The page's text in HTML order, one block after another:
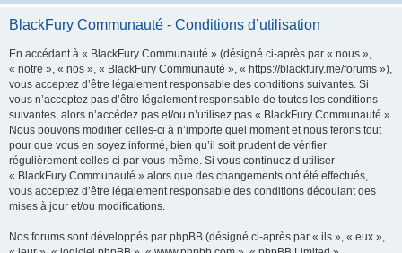
c
BlackFury Communauté - Conditions d’utilisation
En accédant à « BlackFury Communauté » (désigné ci-après par « nous »,
« notre », « nos », « BlackFury Communauté », « https://blackfury.me/forums »),
vous acceptez d’être légalement responsable des conditions suivantes. Si
vous n’acceptez pas d’être légalement responsable de toutes les conditions
suivantes, alors n’accédez pas et/ou n’utilisez pas « BlackFury Communauté ».
Nous pouvons modifier celles-ci à n’importe quel moment et nous ferons tout
pour que vous en soyez informé, bien qu’il soit prudent de vérifier
régulièrement celles-ci par vous-même. Si vous continuez d’utiliser
« BlackFury Communauté » alors que des changements ont été effectués,
vous acceptez d’être légalement responsable des conditions découlant des
mises à jour et/ou modifications.
Nos forums sont développés par phpBB (désigné ci-après par « ils », « eux »,